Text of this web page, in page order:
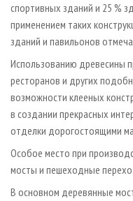
спортивных зданий и 25 %
применением таких
зданий и павильонов
Использованию древесины
ресторанов и других
возможности клееных
в создании прекрасных
отделки дорогостоящими
Особое место при
мосты и пешеходные
В основном деревянные